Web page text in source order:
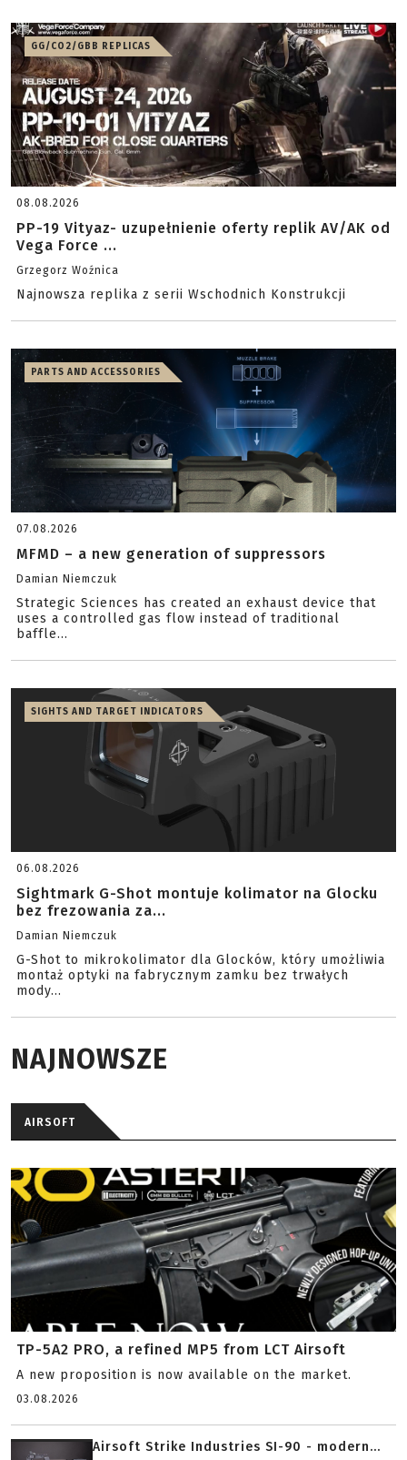
GG/CO2/GBB REPLICAS
08.08.2026
PP-19 Vityaz- uzupełnienie oferty replik AV/AK od
Vega Force ...
Grzegorz Woźnica
Najnowsza replika z serii Wschodnich Konstrukcji
PARTS AND ACCESSORIES
07.08.2026
MFMD – a new generation of suppressors
Damian Niemczuk
Strategic Sciences has created an exhaust device that
uses a controlled gas flow instead of traditional
baffle...
SIGHTS AND TARGET INDICATORS
06.08.2026
Sightmark G-Shot montuje kolimator na Glocku
bez frezowania za...
Damian Niemczuk
G-Shot to mikrokolimator dla Glocków, który umożliwia
montaż optyki na fabrycznym zamku bez trwałych
mody...
NAJNOWSZE
AIRSOFT
TP-5A2 PRO, a refined MP5 from LCT Airsoft
A new proposition is now available on the market.
03.08.2026
Airsoft Strike Industries SI-90 - modern...